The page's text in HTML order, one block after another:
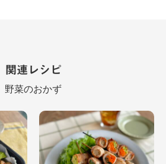
関連レシピ
野菜のおかず